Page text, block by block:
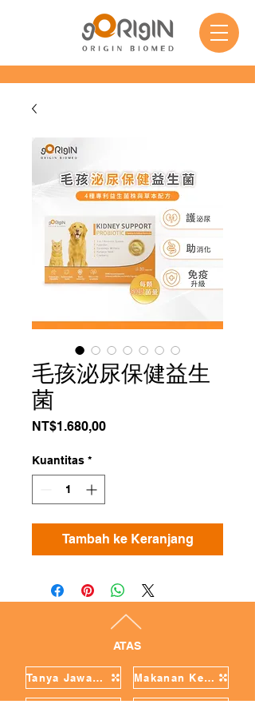
毛孩泌尿保健益生
菌
NT$1.680,00Harga
Kuantitas *
Tambah ke Keranjang
ATAS
Tanya Jawab Umum Makanan Kesehatan